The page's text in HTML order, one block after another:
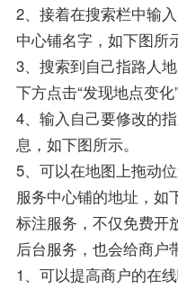
2、接着在搜索栏中输
中心铺名字，如下图所
3、搜索到自己指路人
下方点击“发现地点变化
4、输入自己要修改的
息，如下图所示。
5、可以在地图上拖动
服务中心铺的地址，如
标注服务，不仅免费开
后台服务，也会给商户
1、可以提高商户的在